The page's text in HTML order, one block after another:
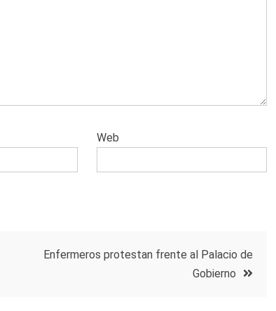
Web
Enfermeros protestan frente al Palacio de
Gobierno